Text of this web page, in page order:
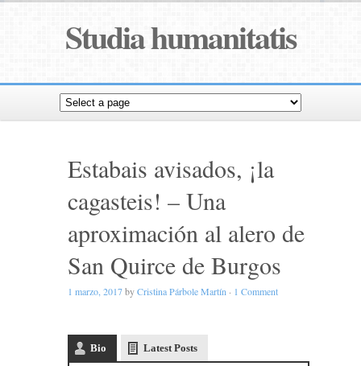
Studia humanitatis
Estabais avisados, ¡la
cagasteis! – Una
aproximación al alero de
San Quirce de Burgos
1 marzo, 2017byCristina Párbole Martín · 1 Comment
Bio Latest Posts